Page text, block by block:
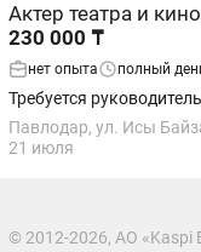
Актер театра и кино
230 000 ₸
нет опыта полный
Павлодар, ул. Исы
21 июля
© 2012-2026, АО «Kaspi